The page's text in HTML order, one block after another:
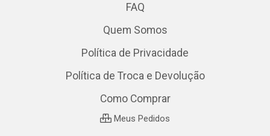
FAQ
Quem Somos
Política de Privacidade
Política de Troca e Devolução
Como Comprar
Meus Pedidos